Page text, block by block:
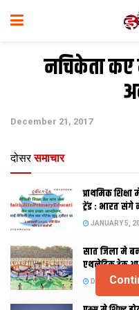
नचिकेता कए
December 21, 2017
दोसर समाचार
प्राथमिक
ट्रेंड : भारत
JANUARY 5,
सात जिला मे
एथलेटिक ट्रेक
DECEMBER